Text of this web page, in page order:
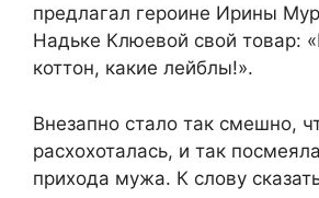
предлагал героине Ирины
Надьке Клюевой свой товар:
коттон, какие лейблы!».
Внезапно стало так смешно,
расхохоталась, и так
прихода мужа. К слову